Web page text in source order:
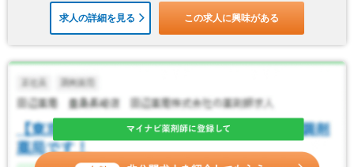
求人の詳細を見る この求人に興味がある